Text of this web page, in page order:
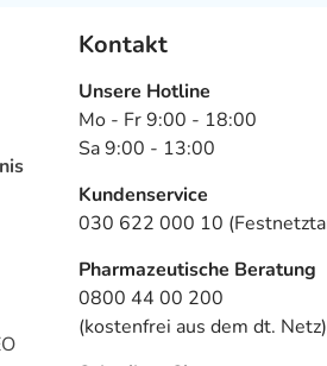
Kontakt
Unsere Hotline
Mo - Fr 9:00 - 18:00
Sa 9:00 - 13:00
Kundenservice
030 622 000 10
Pharmazeutische Beratung
0800 44 00 200
(kostenfrei aus dem dt. Netz)